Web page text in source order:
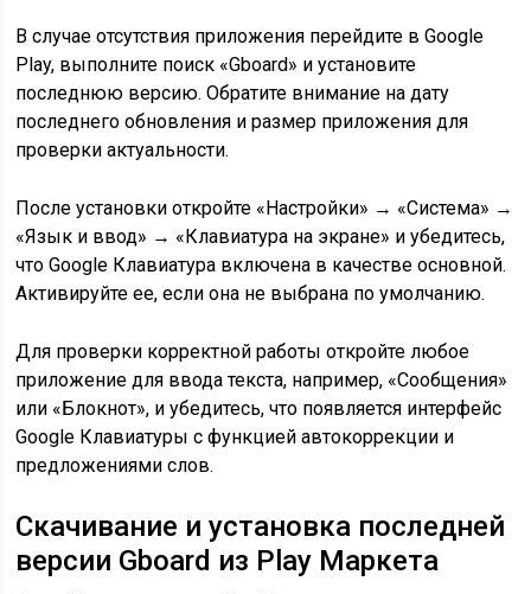
В случае отсутствия приложения перейдите в Google
Play, выполните поиск «Gboard» и установите
последнюю версию. Обратите внимание на дату
последнего обновления и размер приложения для
проверки актуальности.
После установки откройте «Настройки» → «Система» →
«Язык и ввод» → «Клавиатура на экране» и убедитесь,
что Google Клавиатура включена в качестве основной.
Активируйте ее, если она не выбрана по умолчанию.
Для проверки корректной работы откройте любое
приложение для ввода текста, например, «Сообщения»
или «Блокнот», и убедитесь, что появляется интерфейс
Google Клавиатуры с функцией автокоррекции и
предложениями слов.
Скачивание и установка последней
версии Gboard из Play Маркета